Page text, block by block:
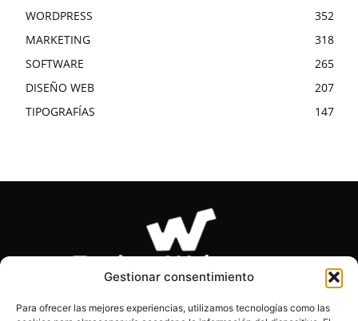
Gestionar consentimiento
Para ofrecer las mejores experiencias, utilizamos tecnologías como las
WORDPRESS
352
MARKETING
318
SOFTWARE
265
DISEÑO WEB
207
TIPOGRAFÍAS
147